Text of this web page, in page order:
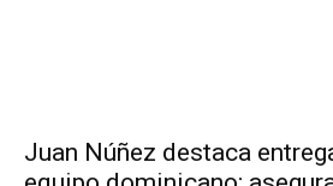
Juan Núñez destaca